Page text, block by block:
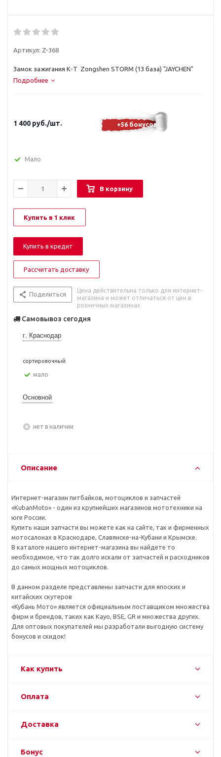
Артикул: Z-368
Замок зажигания К-Т Zongshen STORM (13 база) "JAYCHEN"
Подробнее
1 400 руб./шт. +56 бонусов
Мало
В корзину
Купить в 1 клик
Купить в кредит
Рассчитать доставку
Поделиться
Цена действительна только для интернет-
магазина и может отличаться от цен в
розничных магазинах
Самовывоз сегодня
г. Краснодар
сортировочный
Мало
Основной
Нет в наличии
Описание
Интернет-магазин питбайков, мотоциклов и запчастей
«KubanMoto» - один из крупнейших магазинов мототехники на
юге России.
Купить наши запчасти вы можете как на сайте, так и фирменных
мотосалонах в Краснодаре, Славянске-на-Кубани и Крымске.
В каталоге нашего интернет-магазина вы найдете то
необходимое, что так долго искали от запчастей и расходников
до самых мощных мотоциклов.
В данном разделе представлены запчасти для япоских и
китайских скутеров
«Кубань Мото» является официальным поставщиком множества
фирм и брендов, таких как Kayo, BSE, GR и множества других.
Для оптовых покупателей мы разработали выгодную систему
бонусов и скидок!
Как купить
Оплата
Доставка
Бонус